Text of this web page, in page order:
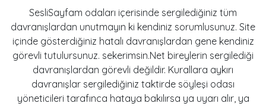
SesliSayfam odaları içerisinde sergilediğiniz tüm
davranışlardan unutmayın ki kendiniz sorumlusunuz. Site
içinde gösterdiğiniz hatalı davranışlardan gene kendiniz
görevli tutulursunuz. sekerimsin.Net bireylerin sergilediği
davranışlardan görevli değildir. Kurallara aykırı
davranışlar sergilediğiniz taktirde söyleşi odası
yöneticileri tarafınca hataya bakılırsa ya uyarı alır, ya